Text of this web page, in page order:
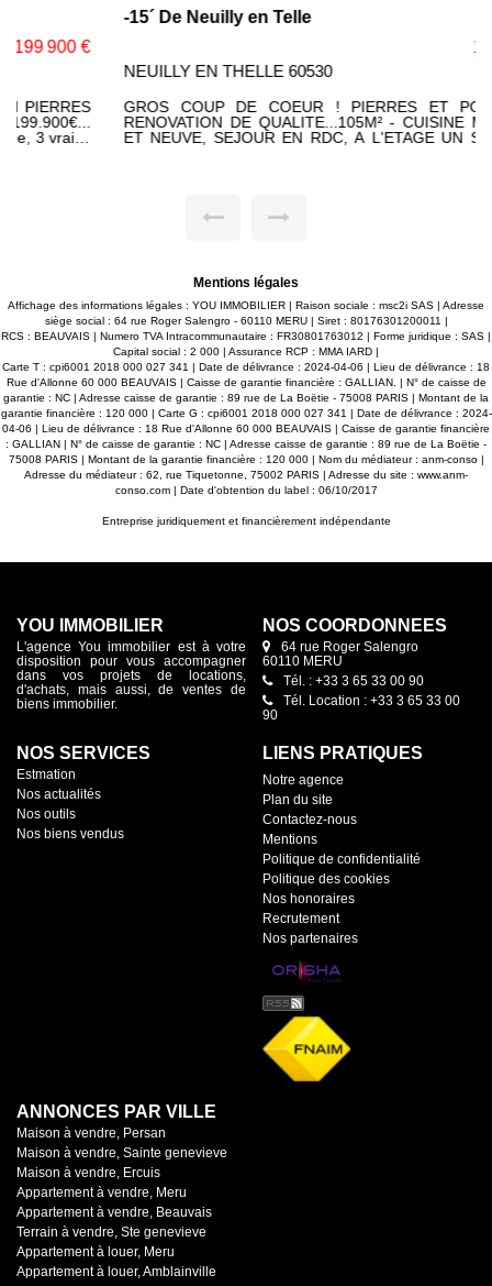
-15´ De Neuilly en Telle
NEUILLY EN THELLE 60530
GROS COUP DE COEUR ! PIERRES ET POUTRES !
RENOVATION DE QUALITE...105M² - CUISINE MODERNE
ET NEUVE, SEJOUR EN RDC, A L'ETAGE UN SALON DE
980775340 Téléphone: 06 47 93 23 64
Mentions légales
Affichage des informations légales : YOU IMMOBILIER | Raison sociale : msc2i SAS | Adresse
siège social : 64 rue Roger Salengro - 60110 MERU | Siret : 80176301200011 |
RCS : BEAUVAIS | Numero TVA Intracommunautaire : FR30801763012 | Forme juridique : SAS |
Capital social : 2 000 | Assurance RCP : MMA IARD |
Carte T : cpi6001 2018 000 027 341 | Date de délivrance : 2024-04-06 | Lieu de délivrance : 18
Rue d'Allonne 60 000 BEAUVAIS | Caisse de garantie financière : GALLIAN. | N° de caisse de
garantie : NC | Adresse caisse de garantie : 89 rue de La Boëtie - 75008 PARIS | Montant de la
garantie financière : 120 000 | Carte G : cpi6001 2018 000 027 341 | Date de délivrance : 2024-
04-06 | Lieu de délivrance : 18 Rue d'Allonne 60 000 BEAUVAIS | Caisse de garantie financière
: GALLIAN | N° de caisse de garantie : NC | Adresse caisse de garantie : 89 rue de La Boëtie -
75008 PARIS | Montant de la garantie financière : 120 000 | Nom du médiateur : anm-conso |
Adresse du médiateur : 62, rue Tiquetonne, 75002 PARIS | Adresse du site : www.anm-
conso.com| Date d'obtention du label : 06/10/2017
Entreprise juridiquement et financièrement indépendante
YOU IMMOBILIER
L'agence You immobilier est à votre
disposition pour vous accompagner
dans vos projets de locations,
d'achats, mais aussi, de ventes de
biens immobilier.
NOS COORDONNÉES
64 rue Roger Salengro
60110 MERU
Tél. : +33 3 65 33 00 90
Tél. Location : +33 3 65 33 00
90
NOS SERVICES
Estmation
Nos actualités
Nos outils
Nos biens vendus
LIENS PRATIQUES
Notre agence
Plan du site
Contactez-nous
Mentions
Politique de confidentialité
Politique des cookies
Nos honoraires
Recrutement
Nos partenaires
ANNONCES PAR VILLE
Maison à vendre, Persan
Maison à vendre, Sainte genevieve
Maison à vendre, Ercuis
Appartement à vendre, Meru
Appartement à vendre, Beauvais
Terrain à vendre, Ste genevieve
Appartement à louer, Meru
Appartement à louer, Amblainville